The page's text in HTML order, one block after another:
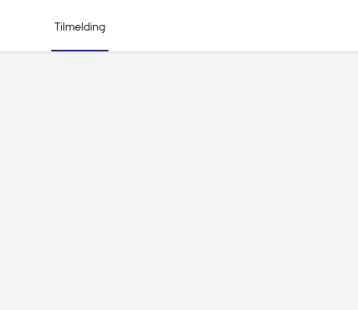
Tilmelding